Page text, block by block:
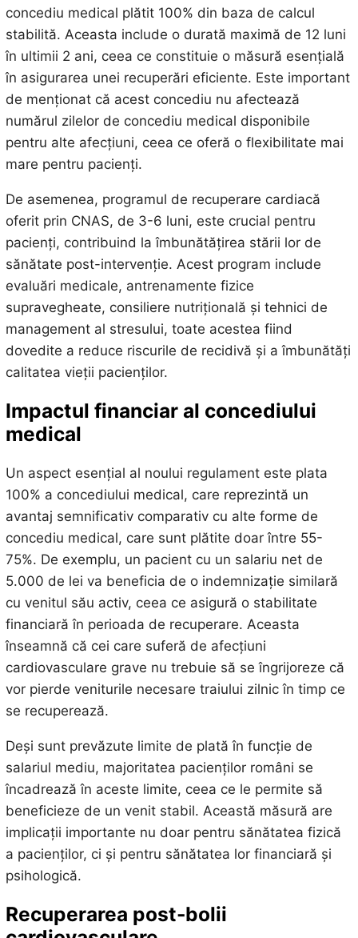
concediu medical plătit 100% din baza de calcul
stabilită. Aceasta include o durată maximă de 12 luni
în ultimii 2 ani, ceea ce constituie o măsură esențială
în asigurarea unei recuperări eficiente. Este important
de menționat că acest concediu nu afectează
numărul zilelor de concediu medical disponibile
pentru alte afecțiuni, ceea ce oferă o flexibilitate mai
mare pentru pacienți.
De asemenea, programul de recuperare cardiacă
oferit prin CNAS, de 3-6 luni, este crucial pentru
pacienți, contribuind la îmbunătățirea stării lor de
sănătate post-intervenție. Acest program include
evaluări medicale, antrenamente fizice
supravegheate, consiliere nutrițională și tehnici de
management al stresului, toate acestea fiind
dovedite a reduce riscurile de recidivă și a îmbunătăți
calitatea vieții pacienților.
Impactul financiar al concediului
medical
Un aspect esențial al noului regulament este plata
100% a concediului medical, care reprezintă un
avantaj semnificativ comparativ cu alte forme de
concediu medical, care sunt plătite doar între 55-
75%. De exemplu, un pacient cu un salariu net de
5.000 de lei va beneficia de o indemnizație similară
cu venitul său activ, ceea ce asigură o stabilitate
financiară în perioada de recuperare. Aceasta
înseamnă că cei care suferă de afecțiuni
cardiovasculare grave nu trebuie să se îngrijoreze că
vor pierde veniturile necesare traiului zilnic în timp ce
se recuperează.
Deși sunt prevăzute limite de plată în funcție de
salariul mediu, majoritatea pacienților români se
încadrează în aceste limite, ceea ce le permite să
beneficieze de un venit stabil. Această măsură are
implicații importante nu doar pentru sănătatea fizică
a pacienților, ci și pentru sănătatea lor financiară și
psihologică.
Recuperarea post-bolii